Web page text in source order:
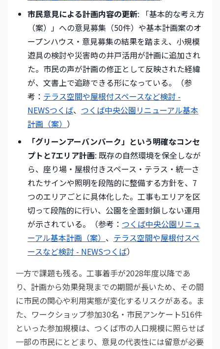
市民意見による計画内容の更新: 「基本的な考え方
（案）」への意見募集（50件）や基本計画案のオ
ープンハウス・意見募集の結果を踏まえ、小規模
遊具の検討や災害時の井戸活用が計画に追加され
た。市民の声が計画の修正として反映された経緯
が、文書上で追跡できる形になっている。（参
考： テラス空間や屋根付スペースなど検討 -
NEWSつくば、 つくば中央公園リニューアル基本
計画（案） ）
「グリーンアーバンパーク」という明確なコンセ
プトと7エリア計画: 既存の自然環境を保全しなが
ら、座り場・屋根付きスペース・テラス・統一さ
れたサインや照明を段階的に整備する方針を、7
つのエリアごとに具体化した。工事もエリアを区
切って段階的に行い、公園を全面封鎖しない運用
が示されている。（参考： つくば中央公園リニュ
ーアル基本計画（案） 、 テラス空間や屋根付スペ
ースなど検討 - NEWSつくば）
一方で課題も残る。工事着手が2028年度以降であ
り、計画から効果発現までの期間が長いため、その間
に市民の関心や利用実態が変化するリスクがある。ま
た、ワークショップ参加30名・市民アンケート516件
といった参加規模は、つくば市の人口規模に照らせば
一部の市民にとどまり、意見の代表性には留意が必要